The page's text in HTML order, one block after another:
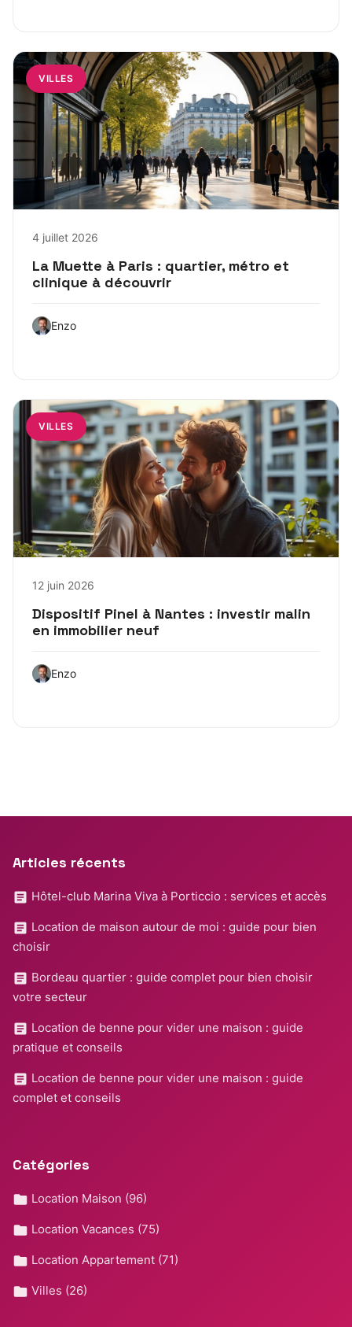
VILLES
4 juillet 2026
La Muette à Paris : quartier, métro et
clinique à découvrir
Enzo
VILLES
12 juin 2026
Dispositif Pinel à Nantes : investir malin
en immobilier neuf
Enzo
Articles récents
Hôtel-club Marina Viva à Porticcio : services et accès
Location de maison autour de moi : guide pour bien
choisir
Bordeau quartier : guide complet pour bien choisir
votre secteur
Location de benne pour vider une maison : guide
pratique et conseils
Location de benne pour vider une maison : guide
complet et conseils
Catégories
Location Maison (96)
Location Vacances (75)
Location Appartement (71)
Villes (26)